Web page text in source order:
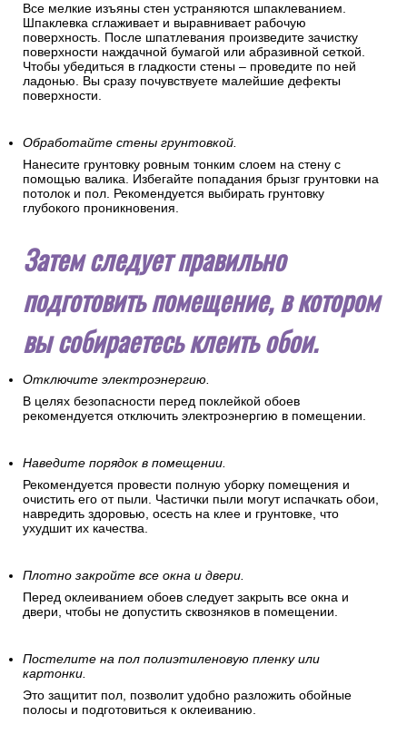
Все мелкие изъяны стен устраняются шпаклеванием.
Шпаклевка сглаживает и выравнивает рабочую
поверхность. После шпатлевания произведите зачистку
поверхности наждачной бумагой или абразивной сеткой.
Чтобы убедиться в гладкости стены – проведите по ней
ладонью. Вы сразу почувствуете малейшие дефекты
поверхности.
Обработайте стены грунтовкой.
Нанесите грунтовку ровным тонким слоем на стену с
помощью валика. Избегайте попадания брызг грунтовки на
потолок и пол. Рекомендуется выбирать грунтовку
глубокого проникновения.
Затем следует правильно
подготовить помещение, в котором
вы собираетесь клеить обои.
Отключите электроэнергию.
В целях безопасности перед поклейкой обоев
рекомендуется отключить электроэнергию в помещении.
Наведите порядок в помещении.
Рекомендуется провести полную уборку помещения и
очистить его от пыли. Частички пыли могут испачкать обои,
навредить здоровью, осесть на клее и грунтовке, что
ухудшит их качества.
Плотно закройте все окна и двери.
Перед оклеиванием обоев следует закрыть все окна и
двери, чтобы не допустить сквозняков в помещении.
Постелите на пол полиэтиленовую пленку или
картонки.
Это защитит пол, позволит удобно разложить обойные
полосы и подготовиться к оклеиванию.